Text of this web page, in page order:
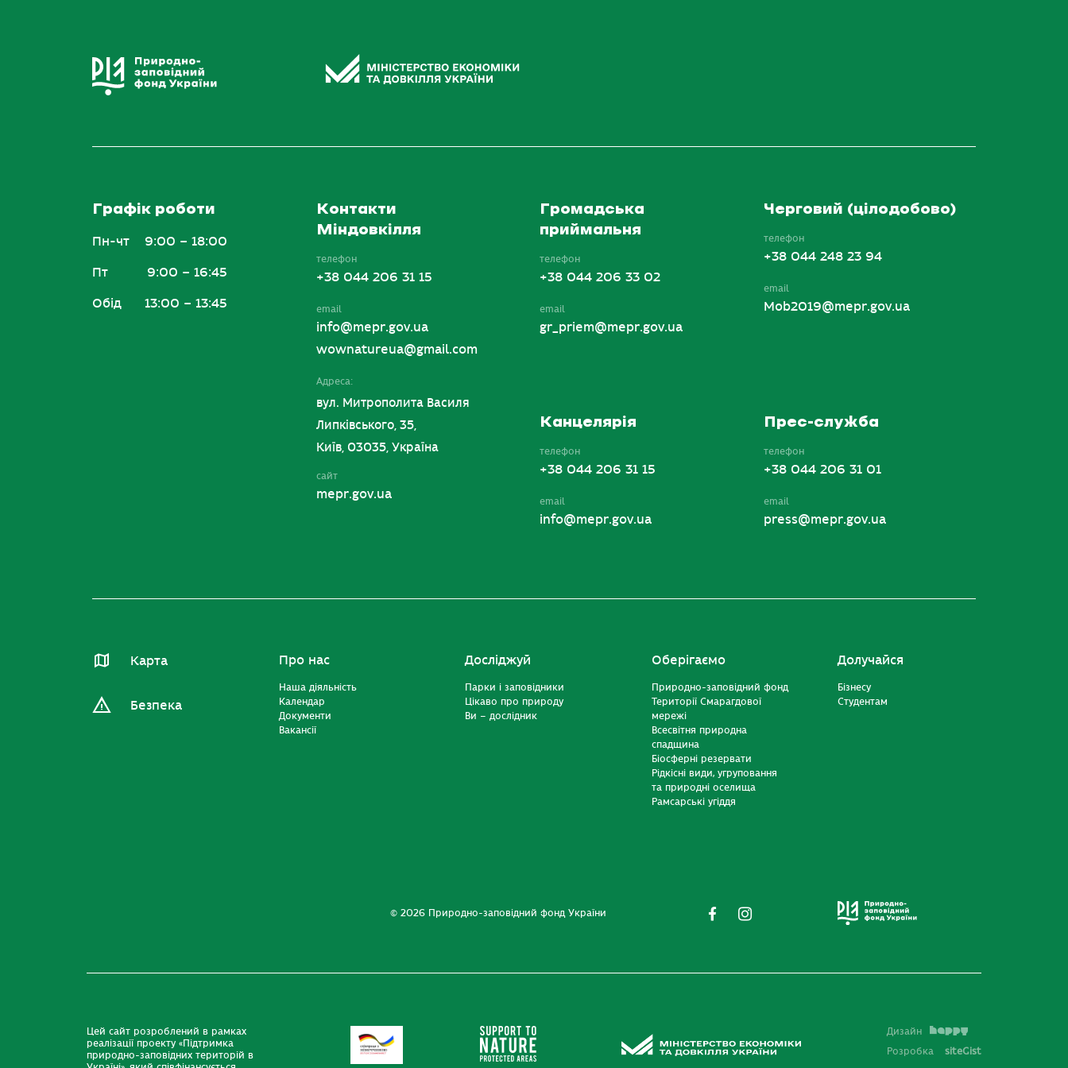
Графік роботи
Пн-чт 9:00 – 18:00
Пт 9:00 – 16:45
Обід 13:00 – 13:45
Контакти
Міндовкілля
телефон
+38 044 206 31 15
email
info@mepr.gov.ua
wownatureua@gmail.com
Адреса:
вул. Митрополита Василя
Липківського, 35,
Київ, 03035, Україна
сайт
mepr.gov.ua
Громадська
приймальня
телефон
+38 044 206 33 02
email
gr_priem@mepr.gov.ua
Канцелярія
телефон
+38 044 206 31 15
email
info@mepr.gov.ua
Черговий (цілодобово)
телефон
+38 044 248 23 94
email
Mob2019@mepr.gov.ua
Прес-служба
телефон
+38 044 206 31 01
email
press@mepr.gov.ua
Карта
Безпека
Про нас
Наша діяльність
Календар
Документи
Вакансії
Досліджуй
Парки і заповідники
Цікаво про природу
Ви – дослідник
Оберігаємо
Природно-заповідний фонд
Території Смарагдової
мережі
Всесвітня природна
спадщина
Біосферні резервати
Рідкісні види, угруповання
та природні оселища
Рамсарські угіддя
Долучайся
Бізнесу
Студентам
© 2026 Природно-заповідний фонд України
Цей сайт розроблений в рамках
реалізації проекту «Підтримка
природно-заповідних територій в
Дизайн
Розробка
siteGist